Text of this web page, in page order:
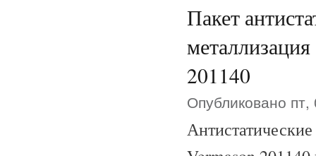
Пакет
201140
Опубликовано